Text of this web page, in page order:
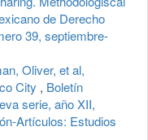
de Derecho
39, septiembre-
Oliver, et al,
City , Boletín
serie, año XII,
Artículos: Estudios